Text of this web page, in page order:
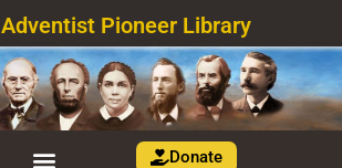
Adventist Pioneer Library
Donate